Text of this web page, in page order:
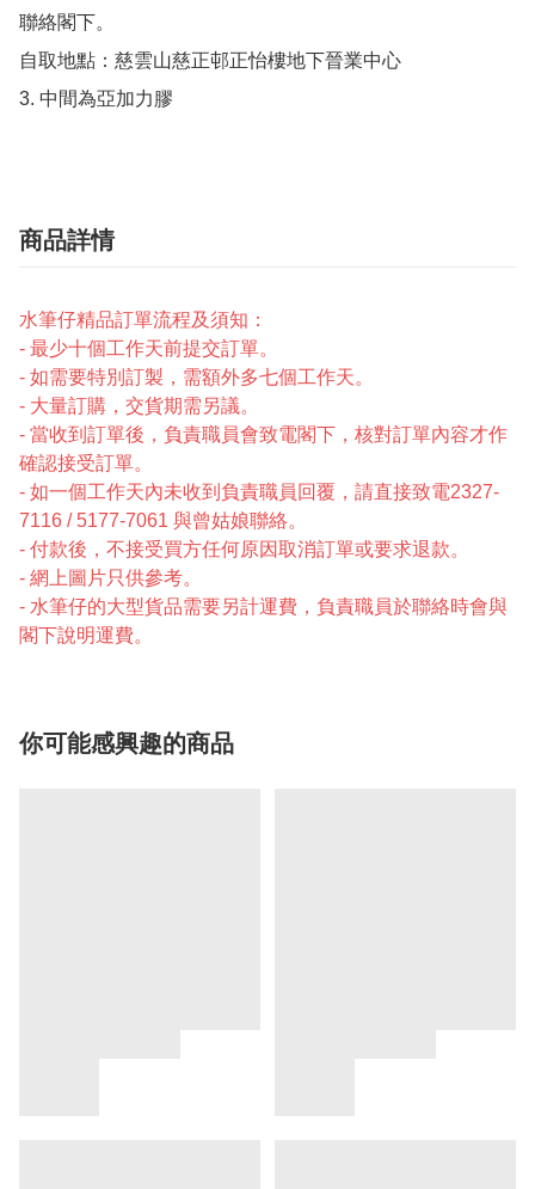
聯絡閣下。
自取地點：慈雲山慈正邨正怡樓地下晉業中心
3. 中間為亞加力膠
商品詳情
水筆仔精品訂單流程及須知：
- 最少十個工作天前提交訂單。
- 如需要特別訂製，需額外多七個工作天。
- 大量訂購，交貨期需另議。
- 當收到訂單後，負責職員會致電閣下，核對訂單內容才作
確認接受訂單。
- 如一個工作天內未收到負責職員回覆，請直接致電2327-
7116 / 5177-7061 與曾姑娘聯絡。
- 付款後，不接受買方任何原因取消訂單或要求退款。
- 網上圖片只供參考。
- 水筆仔的大型貨品需要另計運費，負責職員於聯絡時會與
閣下說明運費。
你可能感興趣的商品